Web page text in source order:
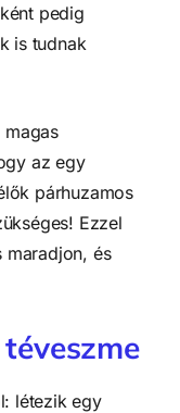
pedig
is tudnak
magas
az egy
párhuzamos
Ezzel
maradjon, és
létezik egy